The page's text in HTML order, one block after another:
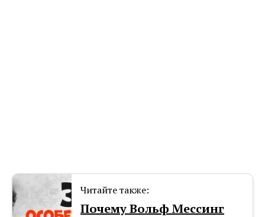
Читайте также:
Почему Вольф Мессинг